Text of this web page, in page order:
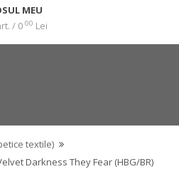
MEU
/ 0 00 Lei
textile)
Darkness They Fear (HBG/BR)